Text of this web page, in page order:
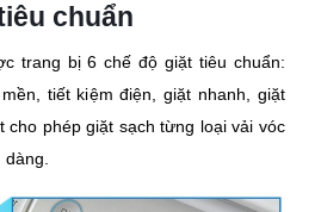
chuẩn
trang bị 6 chế độ giặt tiêu chuẩn:
tiết kiệm điện, giặt nhanh, giặt
cho phép giặt sạch từng loại vải vóc
dàng.